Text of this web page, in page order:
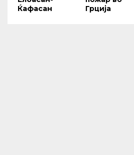
Ќафасан
Грција